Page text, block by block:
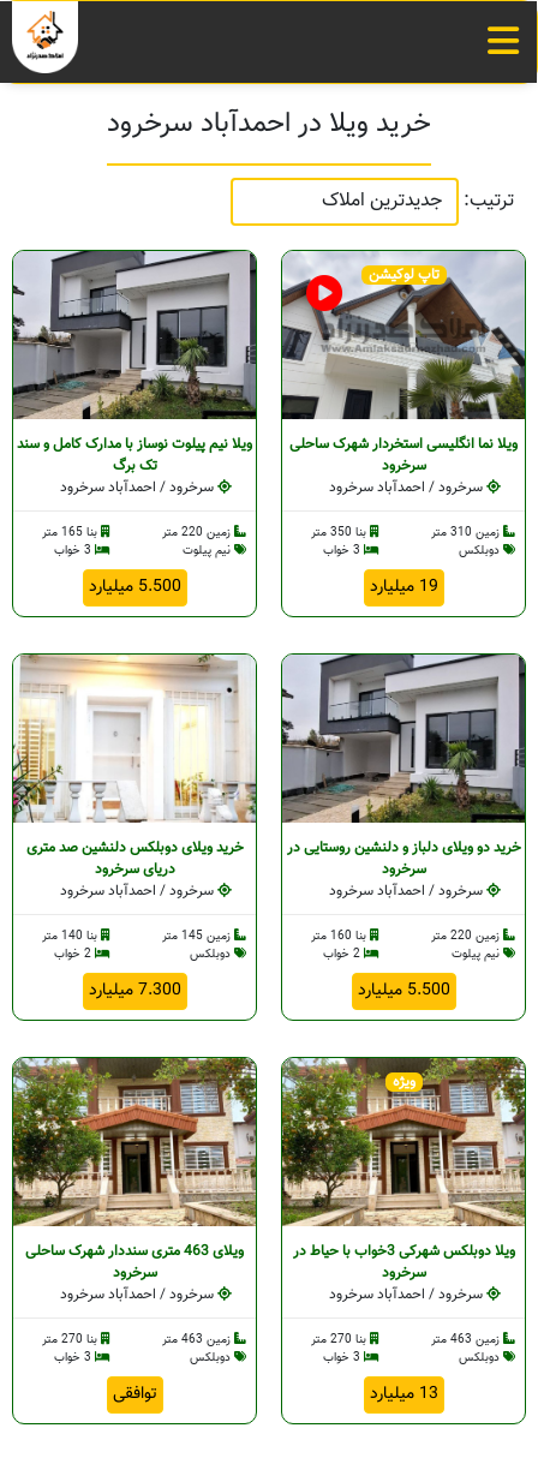
خرید ویلا در احمدآباد سرخرود
ترتیب:
تاپ لوکیشن
ویلا نما انگلیسی استخردار شهرک ساحلی
سرخرود
سرخرود / احمدآباد سرخرود
زمین 310 متر
بنا 350 متر
دوبلکس
19 میلیارد
ویلا نیم پیلوت نوساز با مدارک کامل و سند
تک برگ
سرخرود / احمدآباد سرخرود
زمین 220 متر
بنا 165 متر
نیم پیلوت
5.500 میلیارد
خرید دو ویلای دلباز و دلنشین روستایی در
سرخرود
سرخرود / احمدآباد سرخرود
زمین 220 متر
بنا 160 متر
نیم پیلوت
5.500 میلیارد
خرید ویلای دوبلکس دلنشین صد متری
دریای سرخرود
سرخرود / احمدآباد سرخرود
زمین 145 متر
بنا 140 متر
دوبلکس
7.300 میلیارد
ویژه
ویلا دوبلکس شهرکی 3خواب با حیاط در
سرخرود
سرخرود / احمدآباد سرخرود
زمین 463 متر
بنا 270 متر
دوبلکس
13 میلیارد
ویلای 463 متری سنددار شهرک ساحلی
سرخرود
سرخرود / احمدآباد سرخرود
زمین 463 متر
بنا 270 متر
دوبلکس
توافقی